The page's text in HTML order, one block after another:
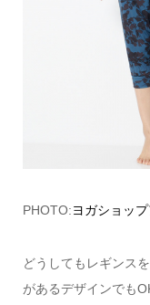
PHOTO:ヨガショッ
どうしてもレギンス
があるデザインでも